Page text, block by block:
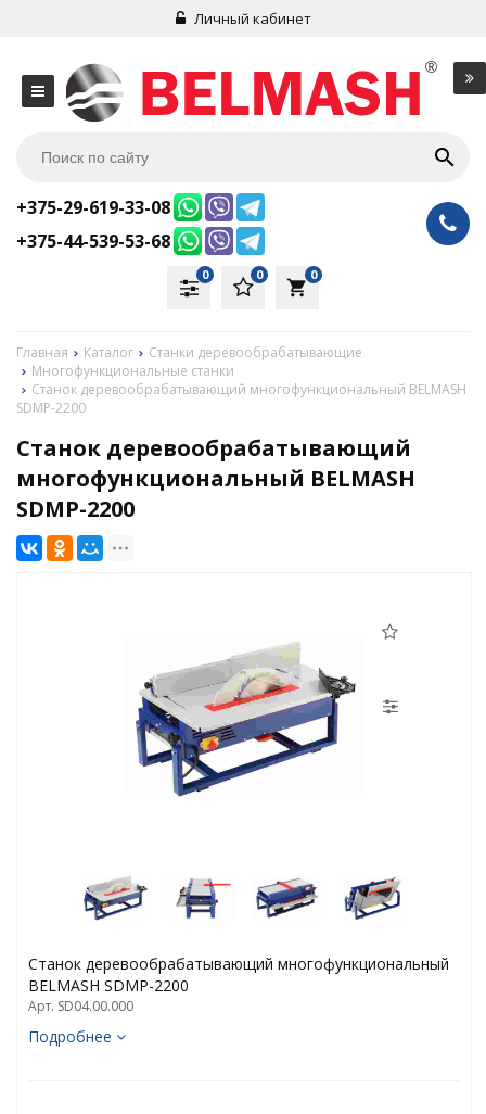
Личный кабинет
+375-29-619-33-08
+375-44-539-53-68
local_grocery_store
0
0
0
Главная Каталог
Станки деревообрабатывающие
Многофункциональные станки
Станок деревообрабатывающий многофункциональный BELMASH
SDMP-2200
Станок деревообрабатывающий
многофункциональный BELMASH
SDMP-2200
Станок деревообрабатывающий многофункциональный
BELMASH SDMP-2200
Арт. SD04.00.000
Подробнее